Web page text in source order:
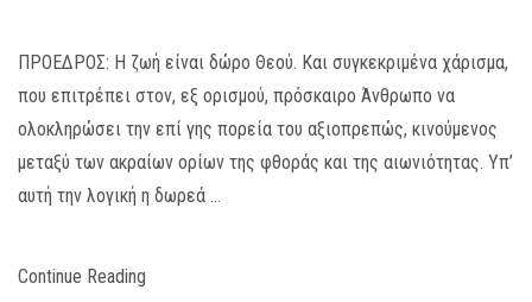
ΠΡΟΕΔΡΟΣ: Η ζωή είναι δώρο Θεού. Και συγκεκριμένα χάρισμα,
που επιτρέπει στον, εξ ορισμού, πρόσκαιρο Άνθρωπο να
ολοκληρώσει την επί γης πορεία του αξιοπρεπώς, κινούμενος
μεταξύ των ακραίων ορίων της φθοράς και της αιωνιότητας. Υπ’
αυτή την λογική η δωρεά …
Continue Reading